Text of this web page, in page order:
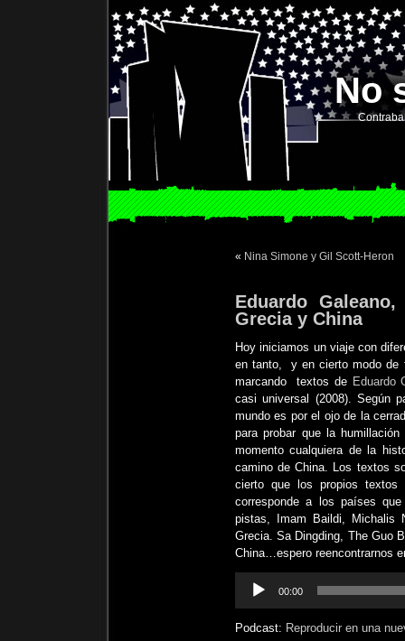
No
« Nina Simone y Gil Scott-Heron
Eduardo
Grecia y China
Hoy iniciamos un viaje con
en tanto, y en cierto modo de
marcando textos de Eduardo
casi universal (2008). Según
mundo es por el ojo de la
para probar que la
momento cualquiera de la
camino de China. Los textos
cierto que los propios textos
corresponde a los países
pistas, Imam Baildi, Michalis
Grecia. Sa Dingding, The Guo
China…espero reencontrarnos
Reproductor
00:00
Podcast: Reproducir en una